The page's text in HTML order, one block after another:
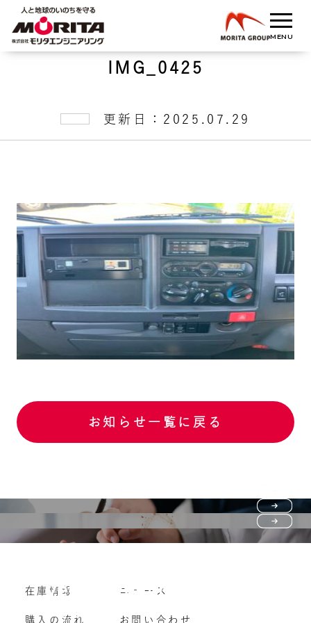
IMG_0425
更新日：2025.07.29
お知らせ一覧に戻る
購入の流れ
よくいただくご質問
Vehicle purchase
車両買い取り
在庫情報
購入の流れ
ニュース
お問い合わせ